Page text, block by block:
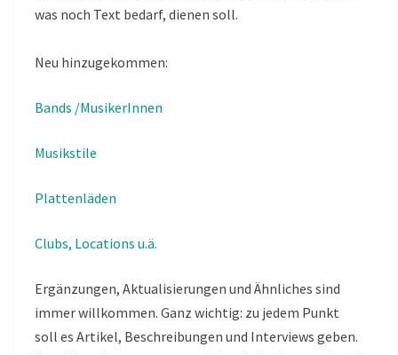
was noch Text bedarf, dienen soll.
Neu hinzugekommen:
Bands /MusikerInnen
Musikstile
Plattenläden
Clubs, Locations u.ä.
Ergänzungen, Aktualisierungen und Ähnliches sind
immer willkommen. Ganz wichtig: zu jedem Punkt
soll es Artikel, Beschreibungen und Interviews geben.